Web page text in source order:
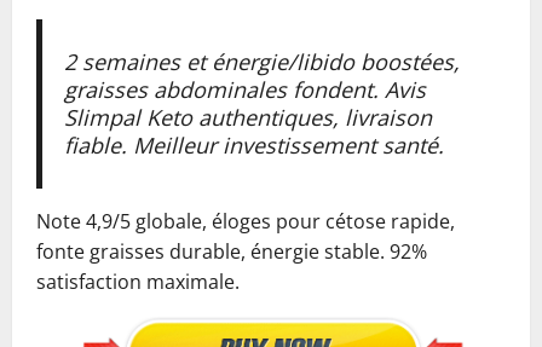
2 semaines et énergie/libido boostées,
graisses abdominales fondent. Avis
Slimpal Keto authentiques, livraison
fiable. Meilleur investissement santé.
Note 4,9/5 globale, éloges pour cétose rapide,
fonte graisses durable, énergie stable. 92%
satisfaction maximale.